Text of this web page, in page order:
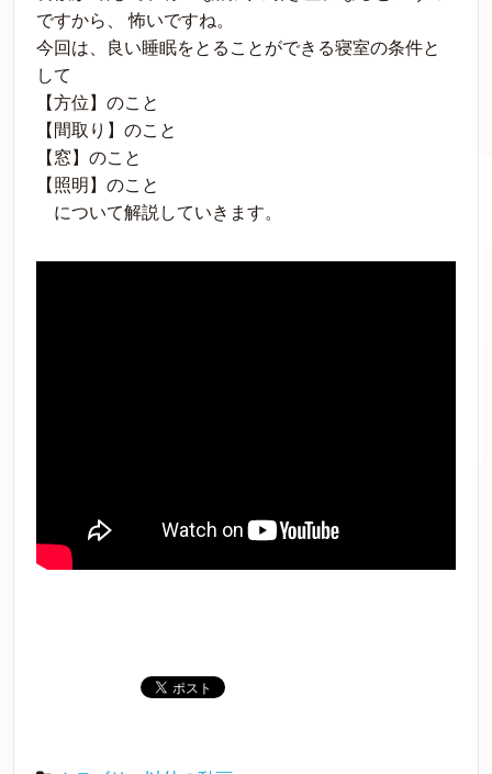
ですから、 怖いですね。
今回は、良い睡眠をとることができる寝室の条件と
して
【方位】のこと
【間取り】のこと
【窓】のこと
【照明】のこと
について解説していきます。